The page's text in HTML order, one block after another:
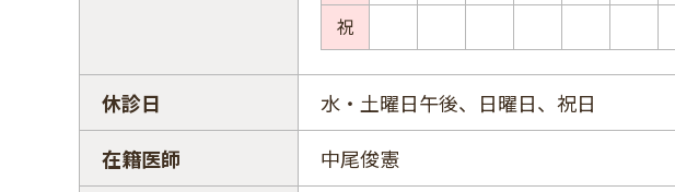
祝
休診日
水・土曜日午後、日曜日、祝日
在籍医師
中尾俊憲